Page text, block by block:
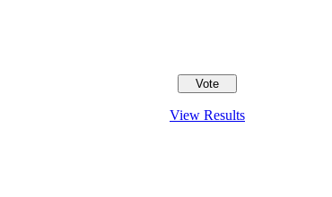
View Results